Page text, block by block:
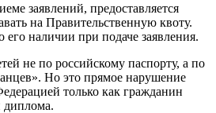
заявлений, предоставляется
на Правительственную квоту.
наличии при подаче заявления.
не по российскому паспорту, а по
Но это прямое нарушение
только как гражданин
диплома.